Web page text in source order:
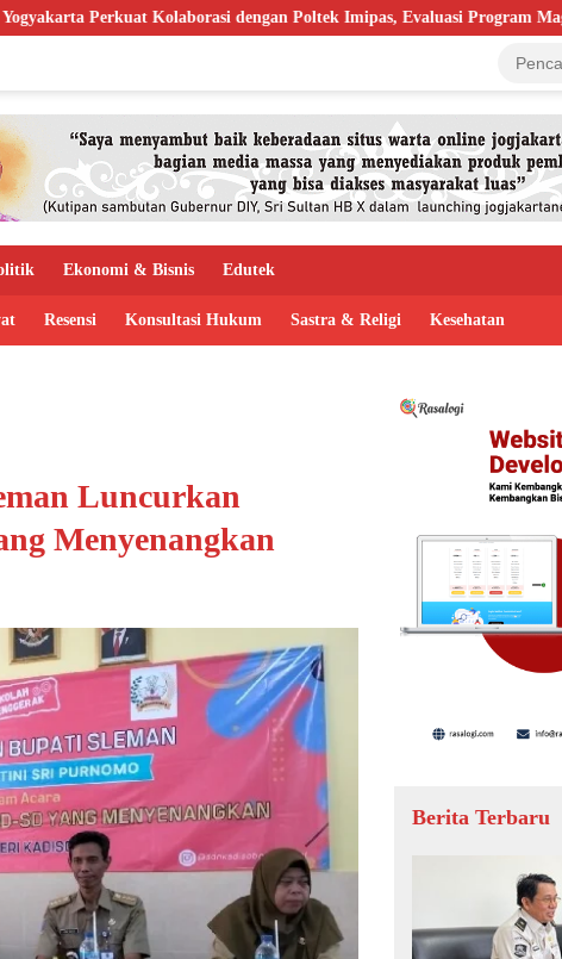
dengan Poltek Imipas, Evaluasi Program Magang Taruna
Ekonomi & Bisnis Edutek
Resensi Konsultasi Hukum Sastra & Religi Kesehatan
Luncurkan
Menyenangkan
Berita Terbaru